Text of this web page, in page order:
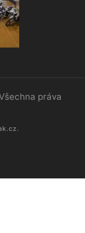
práva